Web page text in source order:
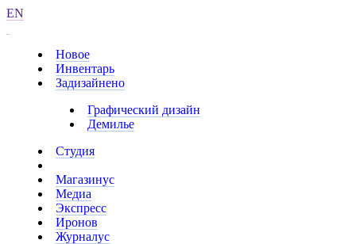
EN
Новое
Инвентарь
Задизайнено
Графический дизайн
Демилье
Студия
Магазинус
Медиа
Экспресс
Иронов
Журналус